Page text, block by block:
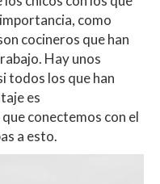
como
cocineros que han
Hay unos
todos los que han
es
conectemos con el
a esto.